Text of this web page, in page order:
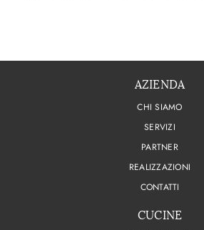
AZIENDA
CHI SIAMO
SERVIZI
PARTNER
REALIZZAZIONI
CONTATTI
CUCINE